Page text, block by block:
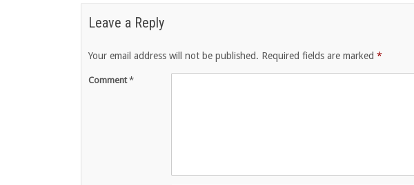
Leave a Reply
Your email address will not be published. Required fields are marked *
Comment*